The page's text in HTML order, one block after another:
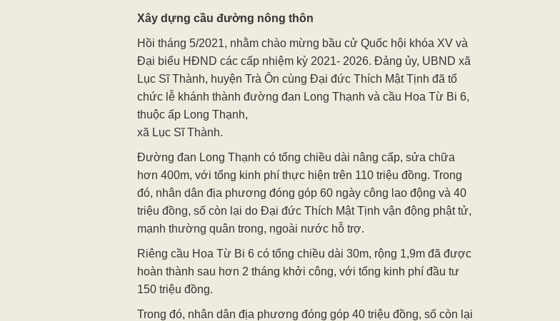
Xây dựng cầu đường nông thôn
Hồi tháng 5/2021, nhằm chào mừng bầu cử Quốc hội khóa XV và
Đại biểu HĐND các cấp nhiệm kỳ 2021- 2026. Đảng ủy, UBND xã
Lục Sĩ Thành, huyện Trà Ôn cùng Đại đức Thích Mật Tịnh đã tổ
chức lễ khánh thành đường đan Long Thạnh và cầu Hoa Từ Bi 6,
thuộc ấp Long Thạnh,
xã Lục Sĩ Thành.
Đường đan Long Thạnh có tổng chiều dài nâng cấp, sửa chữa
hơn 400m, với tổng kinh phí thực hiện trên 110 triệu đồng. Trong
đó, nhân dân địa phương đóng góp 60 ngày công lao động và 40
triệu đồng, số còn lại do Đại đức Thích Mật Tịnh vận động phật tử,
mạnh thường quân trong, ngoài nước hỗ trợ.
Riêng cầu Hoa Từ Bi 6 có tổng chiều dài 30m, rộng 1,9m đã được
hoàn thành sau hơn 2 tháng khởi công, với tổng kinh phí đầu tư
150 triệu đồng.
Trong đó, nhân dân địa phương đóng góp 40 triệu đồng, số còn lại